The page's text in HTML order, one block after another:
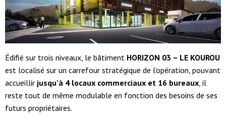
Édifié sur trois niveaux, le bâtiment HORIZON 03 – LE KOUROU
est localisé sur un carrefour stratégique de l’opération, pouvant
accueillir jusqu’à 4 locaux commerciaux et 16 bureaux, il
reste tout de même modulable en fonction des besoins de ses
futurs propriétaires.